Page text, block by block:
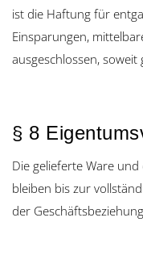
ist die Haftung für
Einsparungen,
ausgeschlossen, soweit
§ 8
Die gelieferte Ware
bleiben bis zur
der